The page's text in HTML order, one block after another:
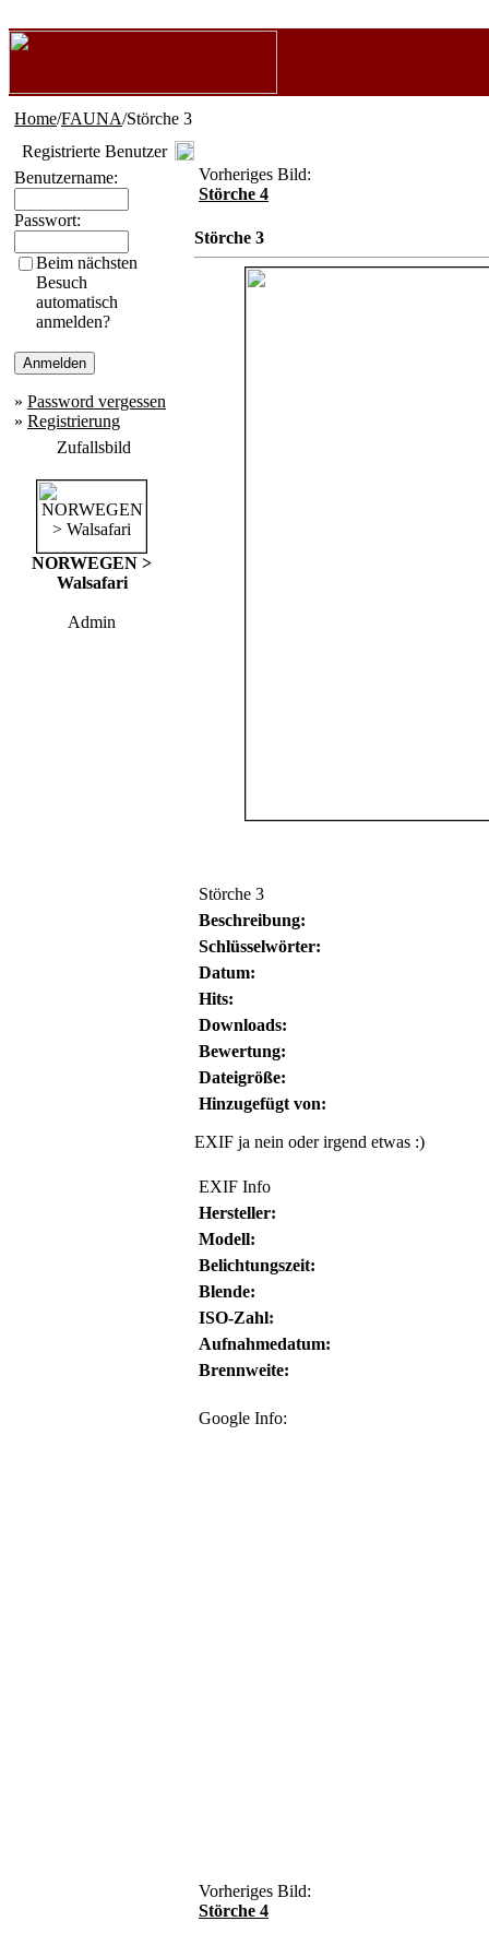
Home/FAUNA/Störche 3
Registrierte Benutzer
Benutzername:
Passwort:
Beim nächsten
Besuch
automatisch
anmelden?
» Password vergessen
» Registrierung
Zufallsbild
NORWEGEN >
Walsafari
Admin
Vorheriges Bild:
Störche 4
Störche 3
Störche 3
Beschreibung:
Schlüsselwörter:
Datum:
Hits:
Downloads:
Bewertung:
Dateigröße:
Hinzugefügt von:
EXIF ja nein oder irgend etwas :)
EXIF Info
Hersteller:
Modell:
Belichtungszeit:
Blende:
ISO-Zahl:
Aufnahmedatum:
Brennweite:
Google Info:
Vorheriges Bild:
Störche 4